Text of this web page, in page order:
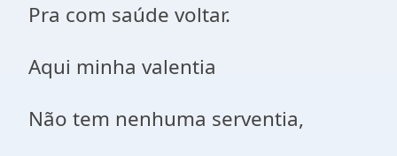
Pra com saúde voltar.
Aqui minha valentia
Não tem nenhuma serventia,